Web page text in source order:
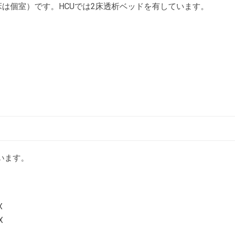
個室）です。HCUでは2床透析ベッドを有しています。
す。